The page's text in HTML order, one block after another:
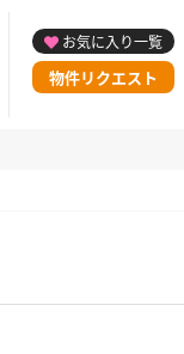
お気に入り一覧
物件リクエスト